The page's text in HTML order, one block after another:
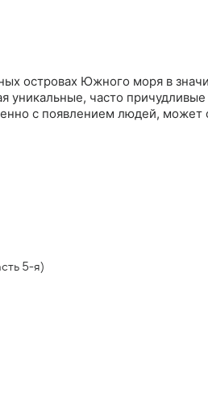
островах Южного моря в
уникальные, часто
с появлением людей, может
5-я)